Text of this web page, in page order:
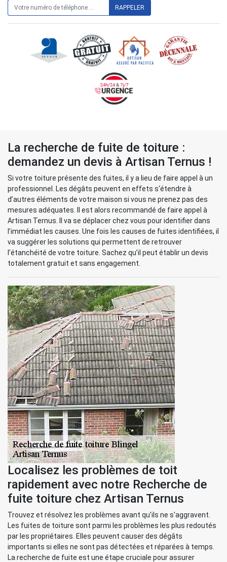
La recherche de fuite de toiture :
demandez un devis à Artisan Ternus !
Si votre toiture présente des fuites, il y a lieu de faire appel à un
professionnel. Les dégâts peuvent en effets s‘étendre à
d’autres éléments de votre maison si vous ne prenez pas des
mesures adéquates. Il est alors recommandé de faire appel à
Artisan Ternus. Il va se déplacer chez vous pour identifier dans
l’immédiat les causes. Une fois les causes de fuites identifiées, il
va suggérer les solutions qui permettent de retrouver
l’étanchéité de votre toiture. Sachez qu’il peut établir un devis
totalement gratuit et sans engagement.
Localisez les problèmes de toit
rapidement avec notre Recherche de
fuite toiture chez Artisan Ternus
Trouvez et résolvez les problèmes avant qu'ils ne s'aggravent.
Les fuites de toiture sont parmi les problèmes les plus redoutés
par les propriétaires. Elles peuvent causer des dégâts
importants si elles ne sont pas détectées et réparées à temps.
La recherche de fuite est une étape cruciale pour assurer